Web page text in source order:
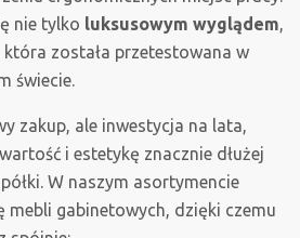
nie tylko luksusowym wyglądem,
została przetestowana w
świecie.
zakup, ale inwestycja na lata,
i estetykę znacznie dłużej
W naszym asortymencie
mebli gabinetowych, dzięki czemu